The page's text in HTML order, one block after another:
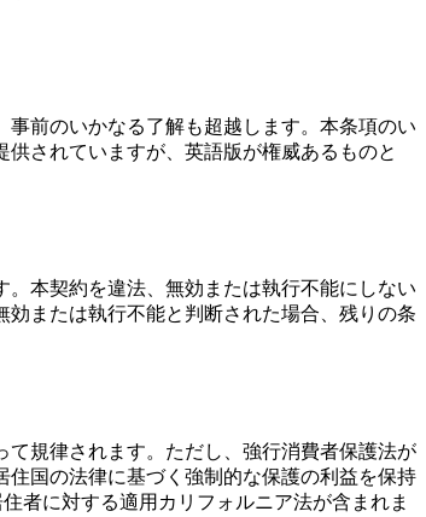
前のいかなる了解も超越します。本条項のい
されていますが、英語版が権威あるものと
本契約を違法、無効または執行不能にしない
または執行不能と判断された場合、残りの条
規律されます。ただし、強行消費者保護法が
国の法律に基づく強制的な保護の利益を保持
者に対する適用カリフォルニア法が含まれま